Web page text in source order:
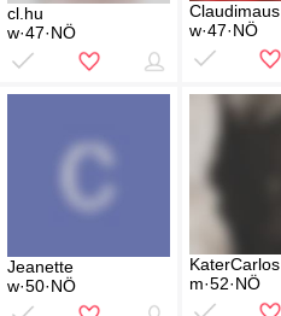
cl.hu
w·47·NÖ
Claudimaus
w·47·NÖ
Jeanette
w·50·NÖ
KaterCarlos
m·52·NÖ